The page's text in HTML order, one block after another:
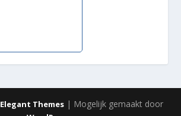
Elegant Themes| Mogelijk gemaakt door